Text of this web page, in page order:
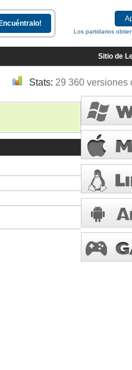
Los partidarios
Sitio de
Stats: 29 360 versiones